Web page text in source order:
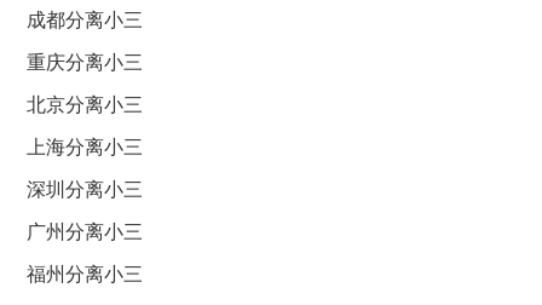
成都分离小三
重庆分离小三
北京分离小三
上海分离小三
深圳分离小三
广州分离小三
福州分离小三